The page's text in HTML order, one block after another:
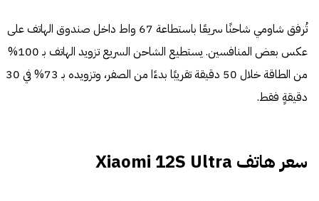
تُرفق شاومي شاحنًا سريعًا باستطاعة 67 واط داخل صندوق الهاتف على
عكس بعض المنافسين. يستطيع الشاحن السريع تزويد الهاتف بـ 100%
من الطاقة خلال 50 دقيقة تقريبًا بدءًا من الصفر، وتزويده بـ 73% في 30
دقيقةٍ فقط.
سعر هاتف Xiaomi 12S Ultra